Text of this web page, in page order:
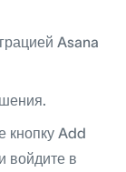
Asana
кнопку Add
войдите в